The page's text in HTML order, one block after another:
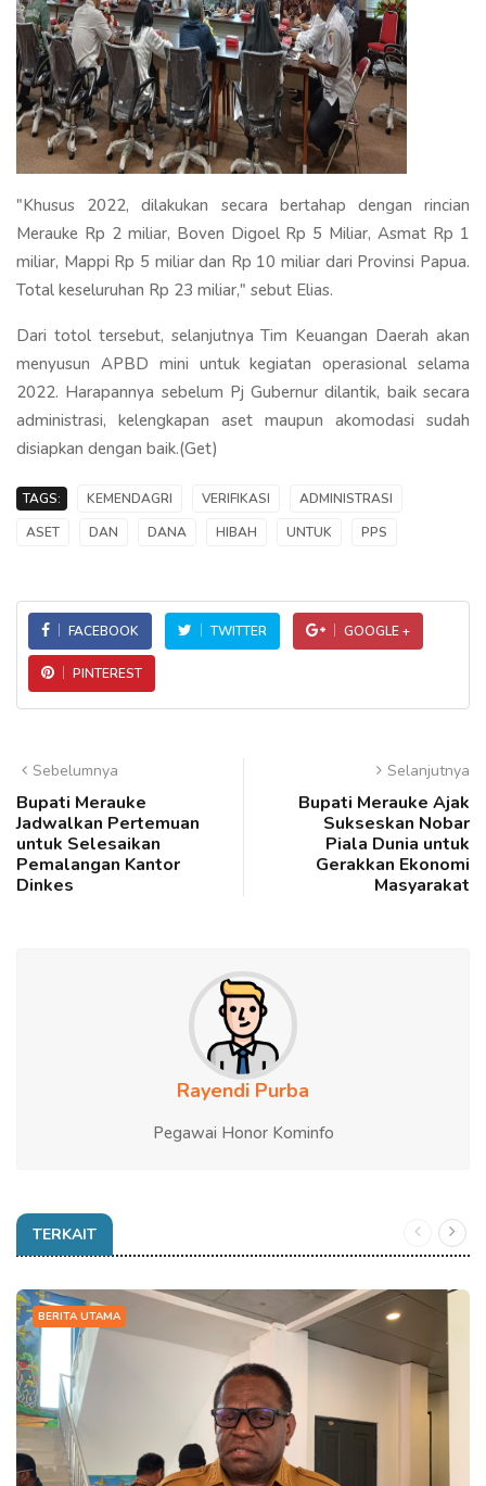
"Khusus 2022, dilakukan secara bertahap dengan rincian
Merauke Rp 2 miliar, Boven Digoel Rp 5 Miliar, Asmat Rp 1
miliar, Mappi Rp 5 miliar dan Rp 10 miliar dari Provinsi Papua.
Total keseluruhan Rp 23 miliar," sebut Elias.
Dari totol tersebut, selanjutnya Tim Keuangan Daerah akan
menyusun APBD mini untuk kegiatan operasional selama
2022. Harapannya sebelum Pj Gubernur dilantik, baik secara
administrasi, kelengkapan aset maupun akomodasi sudah
disiapkan dengan baik.(Get)
TAGS: KEMENDAGRI VERIFIKASI
ADMINISTRASI
ASET
DAN DANA HIBAH UNTUK PPS
FACEBOOK TWITTER GOOGLE +
PINTEREST
Sebelumnya
Bupati Merauke
Jadwalkan Pertemuan
untuk Selesaikan
Pemalangan Kantor
Dinkes
Selanjutnya
Bupati Merauke Ajak
Sukseskan Nobar
Piala Dunia untuk
Gerakkan Ekonomi
Masyarakat
Rayendi Purba
Pegawai Honor Kominfo
TERKAIT
BERITA UTAMA